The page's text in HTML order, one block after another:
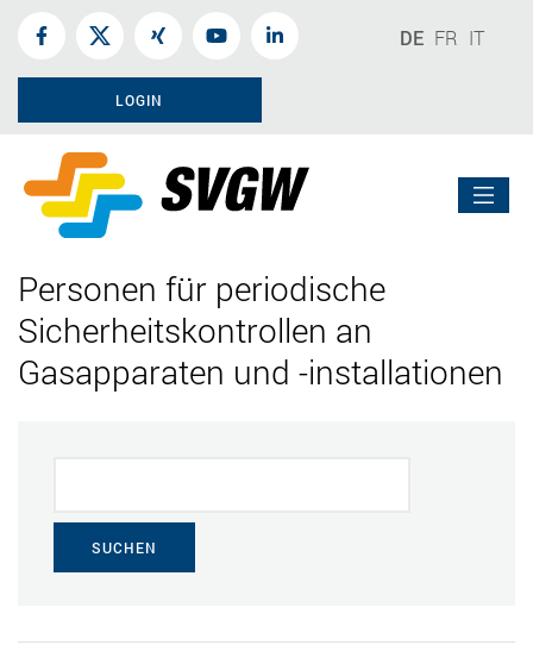
DE FR IT
LOGIN
Personen für periodische
Sicherheitskontrollen an
Gasapparaten und -installationen
SUCHEN